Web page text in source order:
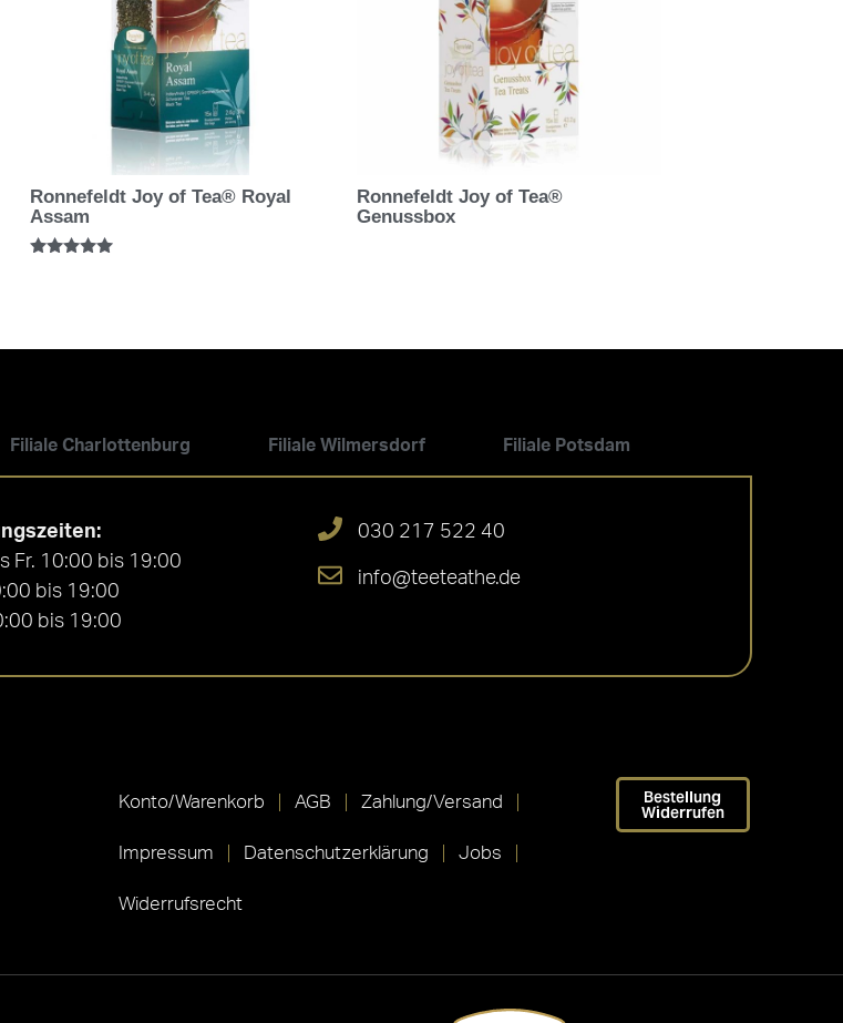
Ronnefeldt Joy of Tea® Royal
Assam
Ronnefeldt Joy of Tea®
Genussbox
Filiale Charlottenburg Filiale Wilmersdorf Filiale Potsdam
Fr. 10:00 bis 19:00
bis 19:00
bis 19:00
030 217 522 40
info@teeteathe.de
Konto/Warenkorb AGB Zahlung/Versand
Impressum Datenschutzerklärung Jobs
Widerrufsrecht
Bestellung
Widerrufen